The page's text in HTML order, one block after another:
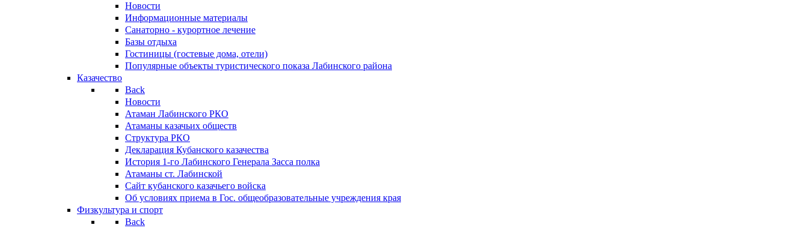
Новости
Информационные материалы
Санаторно - курортное лечение
Базы отдыха
Гостиницы (гостевые дома, отели)
Популярные объекты туристического показа Лабинского района
Казачество
Back
Новости
Атаман Лабинского РКО
Атаманы казачьих обществ
Структура РКО
Декларация Кубанского казачества
История 1-го Лабинского Генерала Засса полка
Атаманы ст. Лабинской
Cайт кубанского казачьего войска
Об условиях приема в Гос. общеобразовательные учреждения края
Физкультура и спорт
Back